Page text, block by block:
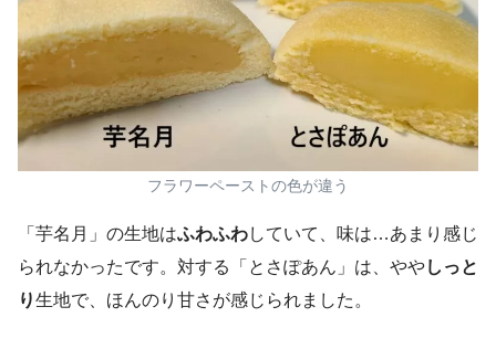
フラワーペーストの色が違う
「芋名月」の生地はふわふわしていて、味は…あまり感じ
られなかったです。対する「とさぽあん」は、ややしっと
り生地で、ほんのり甘さが感じられました。